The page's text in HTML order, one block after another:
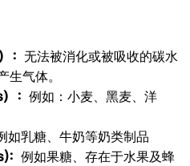
： 无法被消化或被吸收的碳水
生气体。
）： 例如：小麦、黑麦、洋
如乳糖、牛奶等奶类制品
： 例如果糖、存在于水果及蜂